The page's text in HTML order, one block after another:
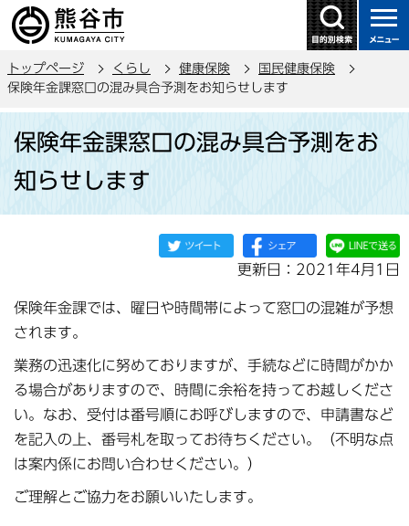
の
ー
す
トップページ くらし 健康保険
国民健康保険
保険年金課窓口の混み具合予測をお知らせします
か
保険年金課窓口の混み具合予測をお
知らせします
更新日：2021年4月1日
保険年金課では、曜日や時間帯によって窓口の混雑が予想
されます。
業務の迅速化に努めておりますが、手続などに時間がかか
る場合がありますので、時間に余裕を持ってお越しくださ
い。なお、受付は番号順にお呼びしますので、申請書など
を記入の上、番号札を取ってお待ちください。（不明な点
は案内係にお問い合わせください。）
ご理解とご協力をお願いいたします。